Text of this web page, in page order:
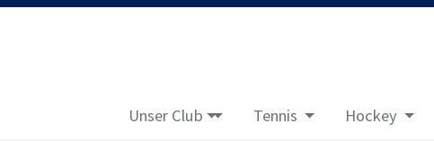
Unser Club Tennis Hockey